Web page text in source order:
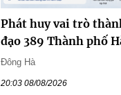
Phát huy vai trò
đạo 389 Thành phố
Đông Hà
20:03 08/08/2026